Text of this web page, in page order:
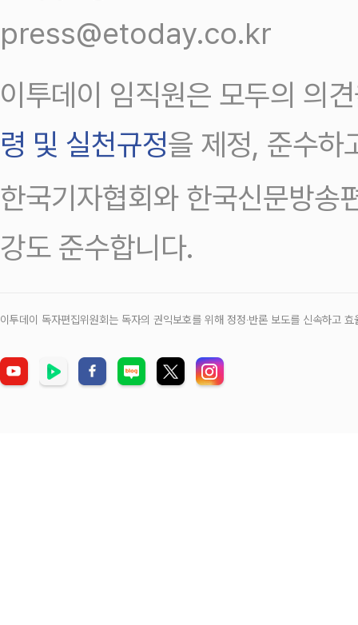
press@etoday.co.kr
이투데이 임직원은 모두의 의
령 및 실천규정을 제정, 준수하
한국기자협회와 한국신문방송
강도 준수합니다.
이투데이 독자편집위원회는 독자의 권익보호를 위해 정정‧반론 보도를 신속하고